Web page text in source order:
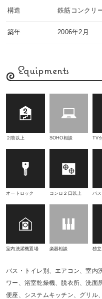
構造 鉄筋コンクリ
築年 2006年2月
Equipments
２階以上 SOHO相談 TV
オートロック コンロ２口以上 バ
室内洗濯機置場 楽器相談 独
バス・トイレ別、エアコン、室内
ワー、浴室乾燥機、脱衣所、洗面
便座、システムキッチン、グリル